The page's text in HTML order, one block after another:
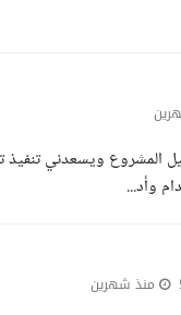
منذ شهرين